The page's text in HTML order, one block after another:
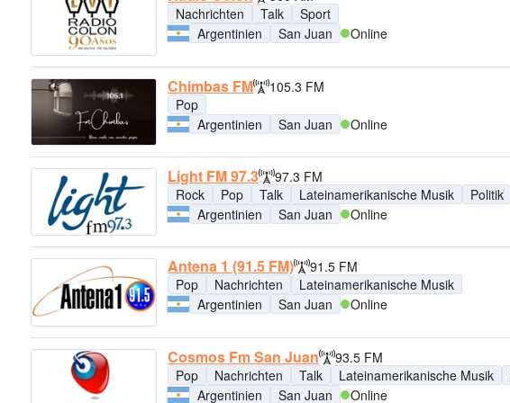
Nachrichten
Talk
Sport
Argentinien
San Juan Online
Chimbas FM
105.3 FM
Pop
Argentinien
San Juan Online
Light FM 97.3
97.3 FM
Rock
Pop Talk Lateinamerikanische Musik Politik
Argentinien
San Juan Online
Antena 1 (91.5 FM)
91.5 FM
Pop
Nachrichten
Lateinamerikanische Musik
Argentinien
San Juan Online
Cosmos Fm San Juan
93.5 FM
Pop
Nachrichten Talk Lateinamerikanische Musik
Argentinien
San Juan Online